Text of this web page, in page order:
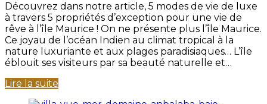
Découvrez dans notre article, 5 modes de vie de luxe
à travers 5 propriétés d’exception pour une vie de
rêve à l’île Maurice ! On ne présente plus l’île Maurice.
Ce joyau de l’océan Indien au climat tropical à la
nature luxuriante et aux plages paradisiaques… L’île
éblouit ses visiteurs par sa beauté naturelle et…
Lire la suite